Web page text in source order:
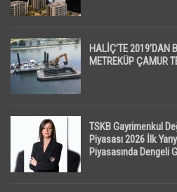
HALİÇ’TE 2019’DAN
METREKÜP ÇAMUR
TSKB Gayrimenkul
Piyasası 2026 İlk
Piyasasında Dengeli